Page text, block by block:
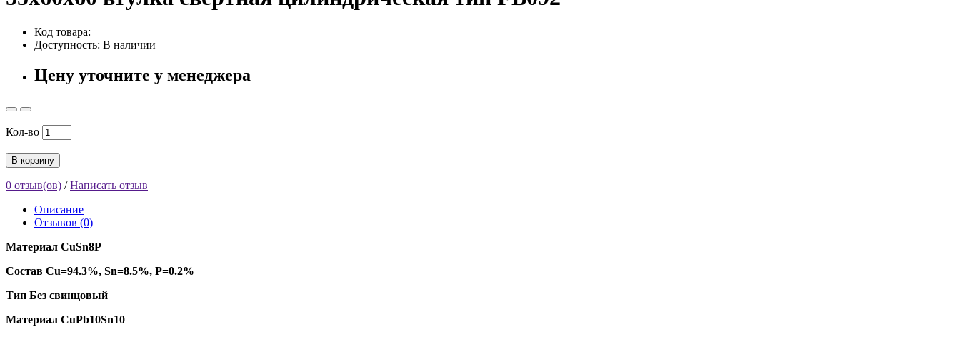
Код товара:
Доступность: В наличии
Цену уточните у менеджера
Кол-во
В корзину
0 отзыв(ов) /Написать отзыв
Описание
Отзывов (0)
Материал CuSn8P
Состав Cu=94.3%, Sn=8.5%, P=0.2%
Тип Без свинцовый
Материал CuPb10Sn10